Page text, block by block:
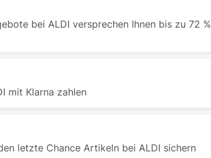
bei ALDI versprechen Ihnen bis zu 72 %
mit Klarna zahlen
letzte Chance Artikeln bei ALDI sichern